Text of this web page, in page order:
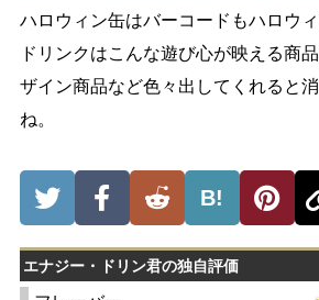
ハロウィン缶はバーコードもハロウ
ドリンクはこんな遊び心が映える商
ザイン商品など色々出してくれると
ね。
B!
エナジー・ドリン君の独自評価